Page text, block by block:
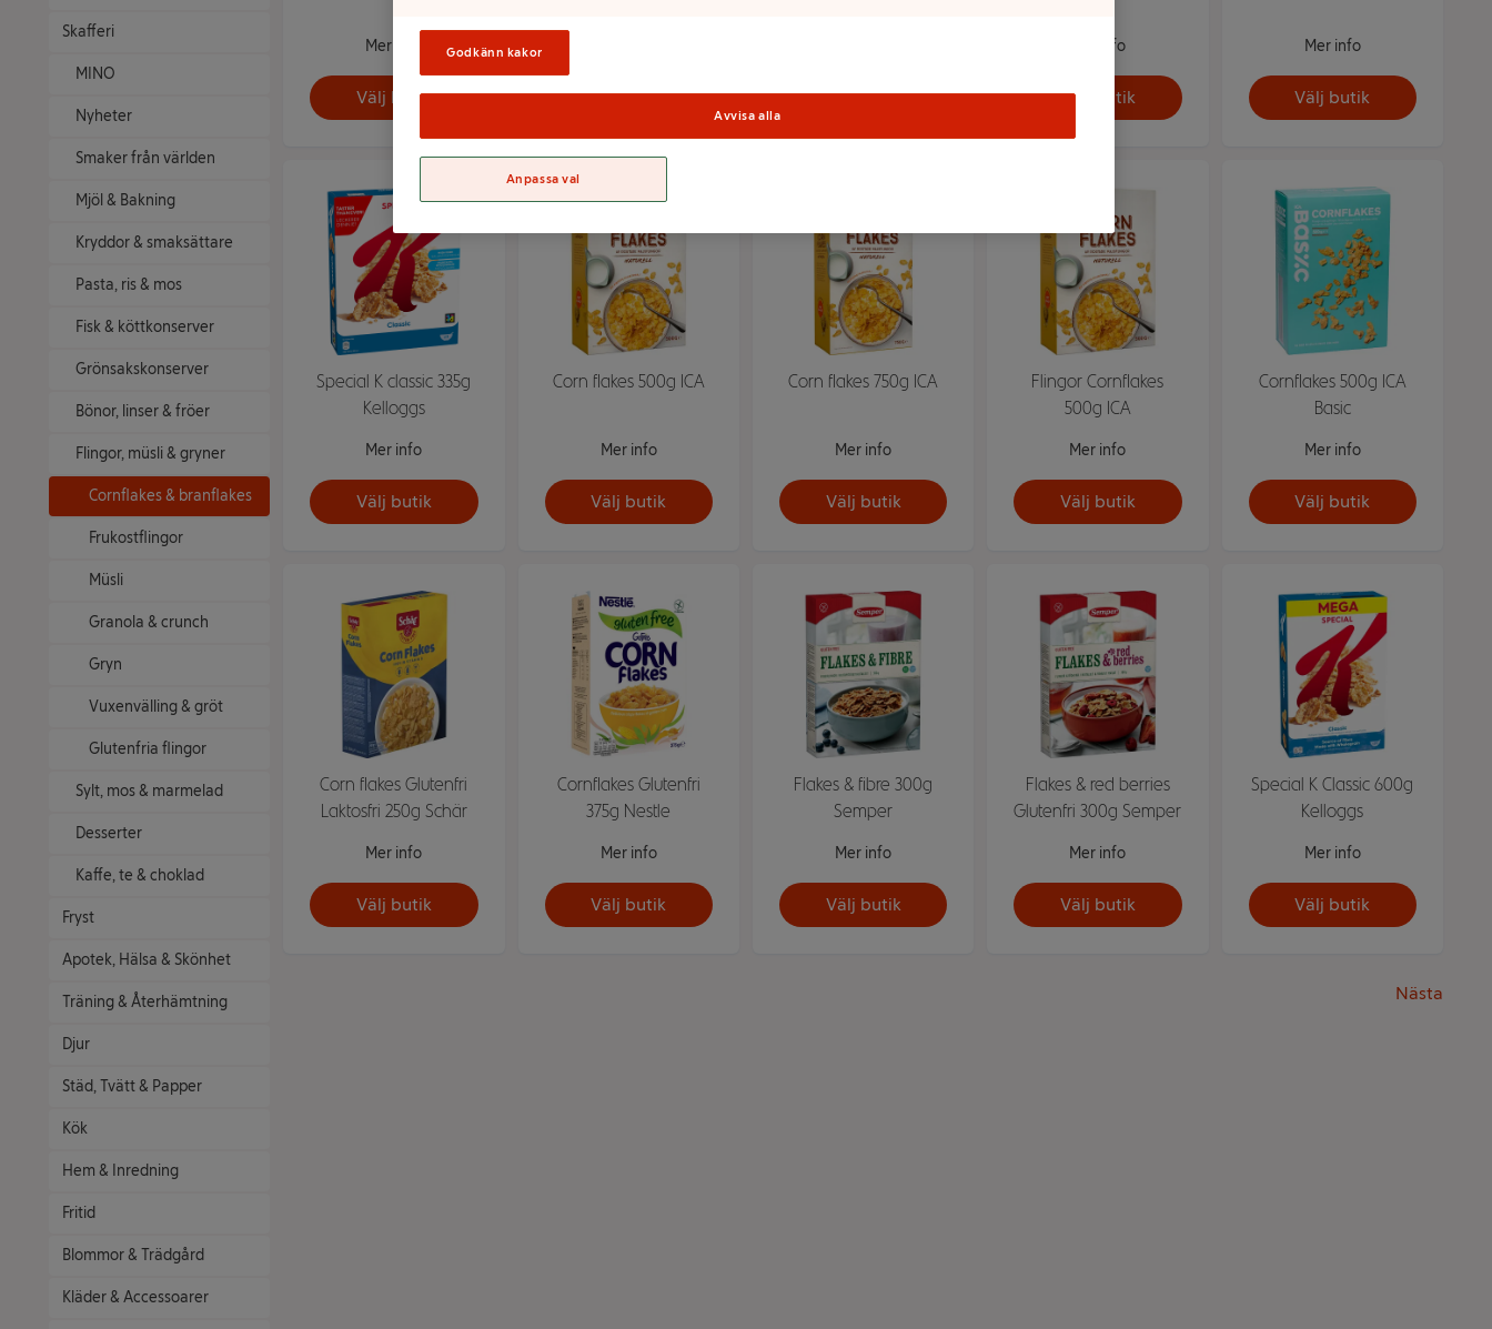
Skafferi
MINO
Nyheter
Smaker från världen
Mjöl & Bakning
Kryddor & smaksättare
Pasta, ris & mos
Fisk & köttkonserver
Grönsakskonserver
Bönor, linser & fröer
Flingor, müsli & gryner
Cornflakes & branflakes
Frukostflingor
Müsli
Granola & crunch
Gryn
Vuxenvälling & gröt
Glutenfria flingor
Sylt, mos & marmelad
Desserter
Kaffe, te & choklad
Fryst
Apotek, Hälsa & Skönhet
Träning & Återhämtning
Djur
Städ, Tvätt & Papper
Kök
Hem & Inredning
Fritid
Blommor & Trädgård
Kläder & Accessoarer
Mer info
Välj butik Välj butik Välj butik
Mer info
Välj butik
Mer info
Välj butik
Special K classic 335g
Kelloggs
Mer info
Välj butik
Corn flakes 500g ICA
Mer info
Välj butik
Corn flakes 750g ICA
Mer info
Välj butik
Flingor Cornflakes
500g ICA
Mer info
Välj butik
Cornflakes 500g ICA
Basic
Mer info
Välj butik
Corn flakes Glutenfri
Laktosfri 250g Schär
Mer info
Välj butik
Cornflakes Glutenfri
375g Nestle
Mer info
Välj butik
Flakes & fibre 300g
Semper
Mer info
Välj butik
Flakes & red berries
Glutenfri 300g Semper
Mer info
Välj butik
Special K Classic 600g
Kelloggs
Mer info
Välj butik
Nästa
Godkänn kakor
Avvisa alla
Anpassa val